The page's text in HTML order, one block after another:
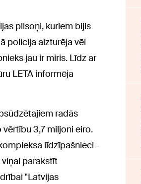
pilsoņi, kuriem bijis
policija aizturēja vēl
jau ir miris. Līdz ar
LETA informēja
radās
3,7 miljoni eiro.
līdzīpašnieci -
parakstīt
"Latvijas